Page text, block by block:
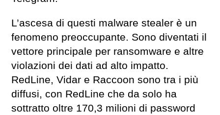
L’ascesa di questi malware stealer è un
fenomeno preoccupante. Sono diventati il
vettore principale per ransomware e altre
violazioni dei dati ad alto impatto.
RedLine, Vidar e Raccoon sono tra i più
diffusi, con RedLine che da solo ha
sottratto oltre 170,3 milioni di password